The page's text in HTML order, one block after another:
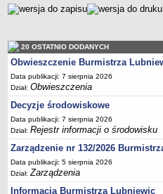
Zakład Gospodarki Komunalnej
MAJĄTEK I FINANSE
Budżet Gminy
Majątek Gminy
Sprawozdania z wykonania
Sprawozdania z wykonania
Umorzenia, odroczenia, raty
Fundacje i Stowarzyszenia
Pomoc publiczna
Budżet obywatelski
20 OSTATNIO DODANYCH
Obwieszczenie Burmistrza
Data publikacji: 7 sierpnia 2026
Dział:Obwieszczenia
Decyzje środowiskowe
Data publikacji: 7 sierpnia 2026
Dział:Rejestr informacji o środowisku
Zarządzenie nr 132/2026
Data publikacji: 5 sierpnia 2026
Dział:Zarządzenia
Informacja Burmistrza Lubniewic